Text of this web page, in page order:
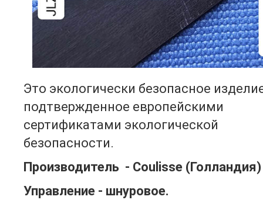
Это экологически безопасное
подтвержденное европейскими
сертификатами экологической
безопасности.
Производитель - Coulisse (Голландия)
Управление - шнуровое.